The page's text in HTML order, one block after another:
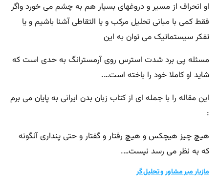
او انحراف از مسیر و دروغهای بسیار هم به چشم می خورد واگر
فقط کمی با مبانی تحلیل مرکب و یا التقاطی آشنا باشیم و یا
تفکر سیستماتیک می توان به این
مسئله پی برد شدت استرس روی آرمسترانگ به حدی است که
شاید او کاملا خود را باخته است….
این مقاله را با جمله ای از کتاب زبان بدن ایرانی به پایان می برم
:
هیچ چیز هیچکس و هیچ رفتار و گفتار و حتی پنداری آنگونه
که به نظر می رسد نیست….
مازیار میر مشاور و تحلیل گر